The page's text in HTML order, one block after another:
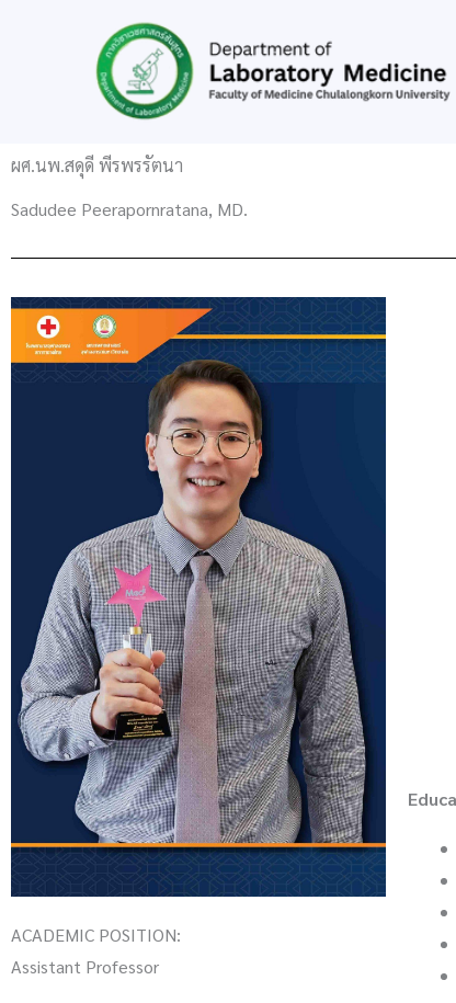
ผศ.นพ.สดุดี พีรพรรัตนา
Sadudee Peerapornratana, MD.
ACADEMIC POSITION:
Assistant Professor